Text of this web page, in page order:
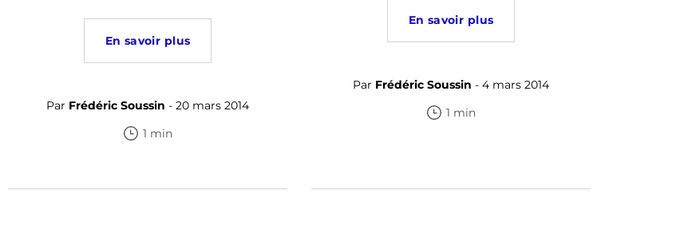
En savoir plus
Par Frédéric Soussin - 20 mars 2014
1 min
En savoir plus
Par Frédéric Soussin - 4 mars 2014
1 min